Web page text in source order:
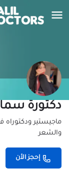
دكتورة سما
ماجيستير ودكتوراه
والشعر
إحجز الأن